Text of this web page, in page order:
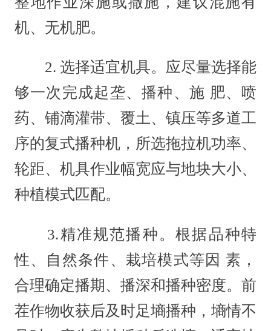
机、无机肥。
2. 选择适宜机具。应尽量选择能
够一次完成起垄、播种、施 肥、喷
药、铺滴灌带、覆土、镇压等多道工
序的复式播种机，所选拖拉机功率、
轮距、机具作业幅宽应与地块大小、
种植模式匹配。
3.精准规范播种。根据品种特
性、自然条件、栽培模式等因 素，
合理确定播期、播深和播种密度。前
茬作物收获后及时足墒播种，墒情不